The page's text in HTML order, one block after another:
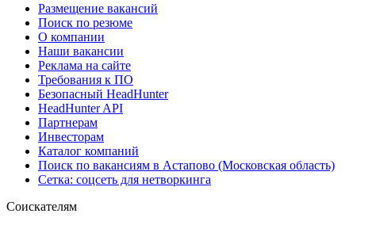
Размещение вакансий
Поиск по резюме
О компании
Наши вакансии
Реклама на сайте
Требования к ПО
Безопасный HeadHunter
HeadHunter API
Партнерам
Инвесторам
Каталог компаний
Поиск по вакансиям в Астапово (Московская область)
Сетка: соцсеть для нетворкинга
Соискателям